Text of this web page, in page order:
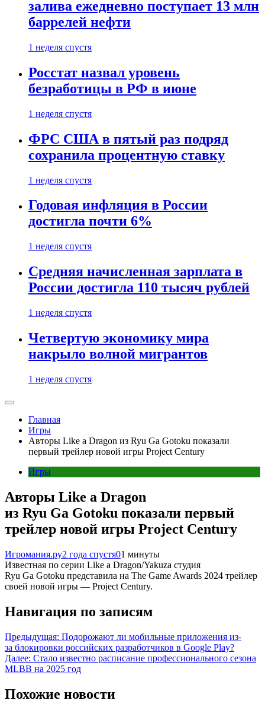
залива ежедневно поступает 13 млн
баррелей нефти
1 неделя спустя
Росстат назвал уровень
безработицы в РФ в июне
1 неделя спустя
ФРС США в пятый раз подряд
сохранила процентную ставку
1 неделя спустя
Годовая инфляция в России
достигла почти 6%
1 неделя спустя
Средняя начисленная зарплата в
России достигла 110 тысяч рублей
1 неделя спустя
Четвертую экономику мира
накрыло волной мигрантов
1 неделя спустя
Главная
Игры
Авторы Like a Dragon из Ryu Ga Gotoku показали
первый трейлер новой игры Project Century
Игры
Авторы Like a Dragon
из Ryu Ga Gotoku показали первый
трейлер новой игры Project Century
Игромания.ру2 года спустя01 минуты
Известная по серии Like a Dragon/Yakuza студия
Ryu Ga Gotoku представила на The Game Awards 2024 трейлер
своей новой игры — Project Century.
Навигация по записям
Предыдущая: Подорожают ли мобильные приложения из-
за блокировки российских разработчиков в Google Play?
Далее: Стало известно расписание профессионального сезона
MLBB на 2025 год
Похожие новости